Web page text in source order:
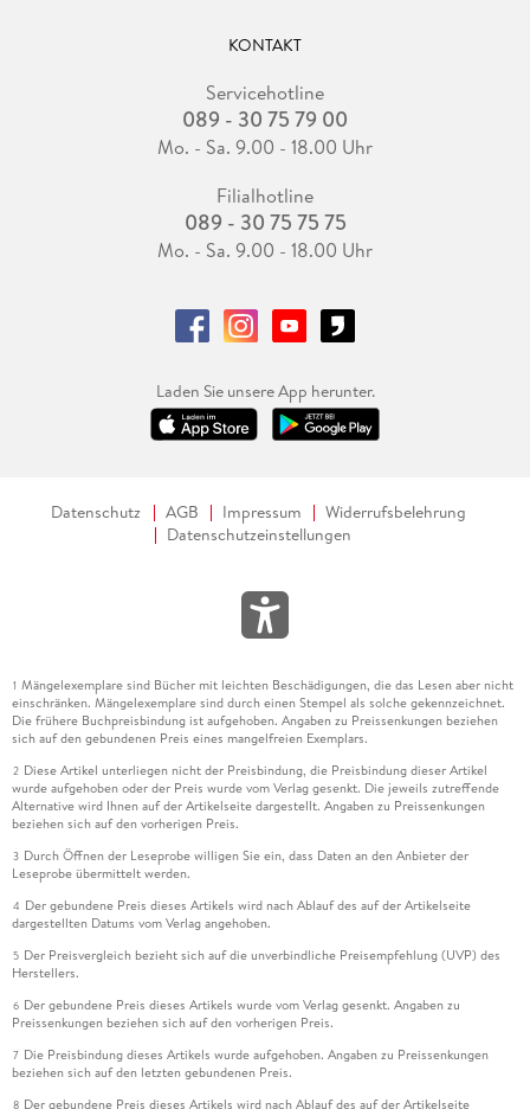
KONTAKT
Servicehotline
089 - 30 75 79 00
Mo. - Sa. 9.00 - 18.00 Uhr
Filialhotline
089 - 30 75 75 75
Mo. - Sa. 9.00 - 18.00 Uhr
Laden Sie unsere App herunter.
Datenschutz AGB Impressum
Widerrufsbelehrung
Datenschutzeinstellungen
1 Mängelexemplare sind Bücher mit leichten Beschädigungen, die das Lesen aber nicht
einschränken. Mängelexemplare sind durch einen Stempel als solche gekennzeichnet.
Die frühere Buchpreisbindung ist aufgehoben. Angaben zu Preissenkungen beziehen
sich auf den gebundenen Preis eines mangelfreien Exemplars.
2 Diese Artikel unterliegen nicht der Preisbindung, die Preisbindung dieser Artikel
wurde aufgehoben oder der Preis wurde vom Verlag gesenkt. Die jeweils zutreffende
Alternative wird Ihnen auf der Artikelseite dargestellt. Angaben zu Preissenkungen
beziehen sich auf den vorherigen Preis.
3 Durch Öffnen der Leseprobe willigen Sie ein, dass Daten an den Anbieter der
Leseprobe übermittelt werden.
4 Der gebundene Preis dieses Artikels wird nach Ablauf des auf der Artikelseite
dargestellten Datums vom Verlag angehoben.
5 Der Preisvergleich bezieht sich auf die unverbindliche Preisempfehlung (UVP) des
Herstellers.
6 Der gebundene Preis dieses Artikels wurde vom Verlag gesenkt. Angaben zu
Preissenkungen beziehen sich auf den vorherigen Preis.
7 Die Preisbindung dieses Artikels wurde aufgehoben. Angaben zu Preissenkungen
beziehen sich auf den letzten gebundenen Preis.
8 Der gebundene Preis dieses Artikels wird nach Ablauf des auf der Artikelseite